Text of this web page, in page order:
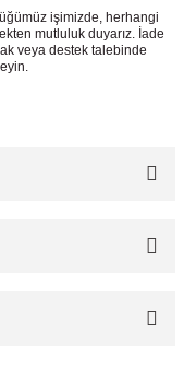
işimizde, herhangi
mutluluk duyarız. İade
veya destek talebinde